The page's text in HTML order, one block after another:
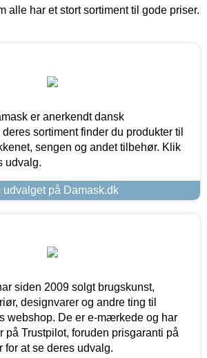
alle har et stort sortiment til gode priser.
er anerkendt dansk
sortiment finder du produkter til
sengen og andet tilbehør. Klik
udvalg.
udvalget på Damask.dk
siden 2009 solgt brugskunst,
designvarer og andre ting til
webshop. De er e-mærkede og har
på Trustpilot, foruden prisgaranti på
for at se deres udvalg.